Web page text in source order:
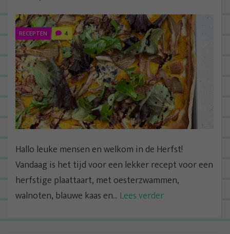
RECEPTEN 4
Hallo leuke mensen en welkom in de Herfst!
Vandaag is het tijd voor een lekker recept voor een
herfstige plaattaart, met oesterzwammen,
walnoten, blauwe kaas en... Lees verder